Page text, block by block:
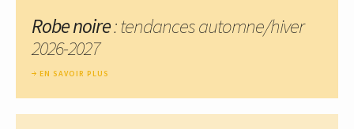
Robe noire: tendances automne/hiver
2026-2027
EN SAVOIR PLUS